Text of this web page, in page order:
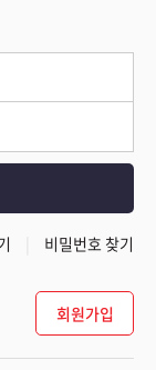
비밀번호 찾기
회원가입